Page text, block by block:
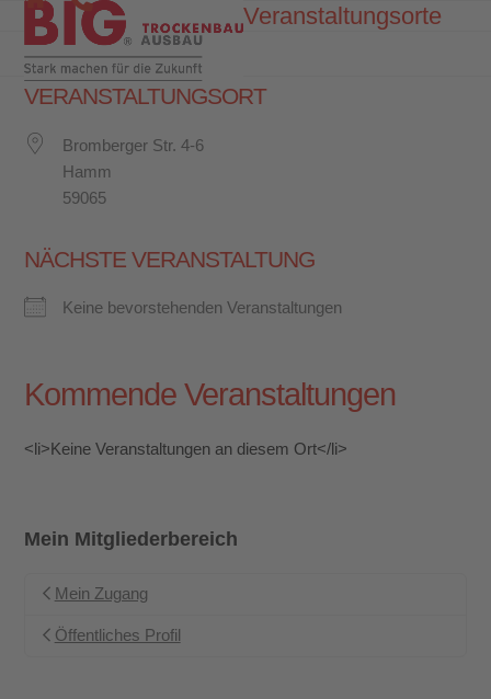
content
Open
mobile
menu
Close
mobile
menu
Veranstaltungsorte
VERANSTALTUNGSORT
Bromberger Str. 4-6
Hamm
59065
NÄCHSTE VERANSTALTUNG
Keine bevorstehenden Veranstaltungen
Kommende Veranstaltungen
<li>Keine Veranstaltungen an diesem Ort</li>
Mein Mitgliederbereich
Mein Zugang
Öffentliches Profil